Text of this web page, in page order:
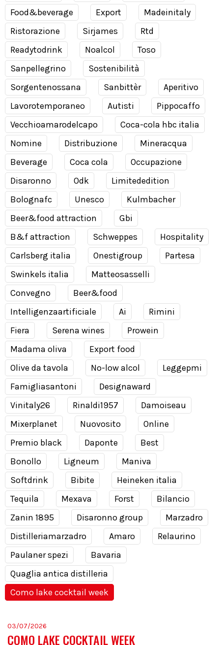
Food&beverage
Export
Madeinitaly
Ristorazione
Sirjames
Rtd
Readytodrink
Noalcol
Toso
Sanpellegrino
Sostenibilità
Sorgentenossana
Sanbittèr
Aperitivo
Lavorotemporaneo
Autisti
Pippocaffo
Vecchioamarodelcapo
Coca-cola hbc italia
Nomine
Distribuzione
Mineracqua
Beverage
Coca cola
Occupazione
Disaronno
Odk
Limitededition
Bolognafc
Unesco
Kulmbacher
Beer&food attraction
Gbi
B&f attraction
Schweppes
Hospitality
Carlsberg italia
Onestigroup
Partesa
Swinkels italia
Matteosasselli
Convegno
Beer&food
Intelligenzaartificiale
Ai
Rimini
Fiera
Serena wines
Prowein
Madama oliva
Export food
Olive da tavola
No-low alcol
Leggepmi
Famigliasantoni
Designaward
Vinitaly26
Rinaldi1957
Damoiseau
Mixerplanet
Nuovosito
Online
Premio black
Daponte
Best
Bonollo
Ligneum
Maniva
Softdrink
Bibite
Heineken italia
Tequila
Mexava Forst
Bilancio
Zanin 1895
Disaronno group
Marzadro
Distilleriamarzadro
Amaro
Relaurino
Paulaner spezi
Bavaria
Quaglia antica distilleria
Como lake cocktail week
03/07/2026
COMO LAKE COCKTAIL WEEK